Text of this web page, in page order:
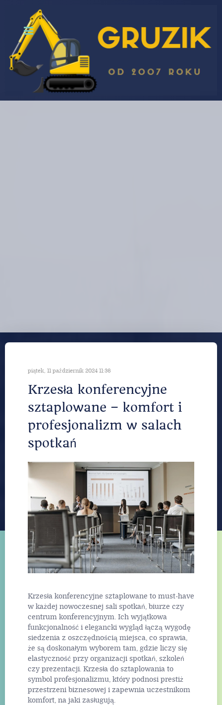
piątek, 11 październik 2024 11:36
Krzesła konferencyjne
sztaplowane – komfort i
profesjonalizm w salach
spotkań
Krzesła konferencyjne sztaplowane to must-have
w każdej nowoczesnej sali spotkań, biurze czy
centrum konferencyjnym. Ich wyjątkowa
funkcjonalność i elegancki wygląd łączą wygodę
siedzenia z oszczędnością miejsca, co sprawia,
że są doskonałym wyborem tam, gdzie liczy się
elastyczność przy organizacji spotkań, szkoleń
czy prezentacji. Krzesła do sztaplowania to
symbol profesjonalizmu, który podnosi prestiż
przestrzeni biznesowej i zapewnia uczestnikom
komfort, na jaki zasługują.